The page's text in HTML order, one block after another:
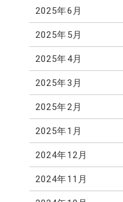
2025年6月
2025年5月
2025年4月
2025年3月
2025年2月
2025年1月
2024年12月
2024年11月